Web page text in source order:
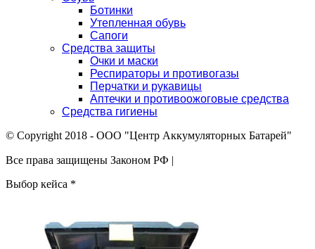
Ботинки
Утепленная обувь
Сапоги
Средства защиты
Очки и маски
Респираторы и противогазы
Перчатки и рукавицы
Аптечки и противоожоговые средства
Средства гигиены
© Copyright 2018 - ООО "Центр Аккумуляторных Батарей"
Все права защищены Законом РФ |
Выбор кейса *